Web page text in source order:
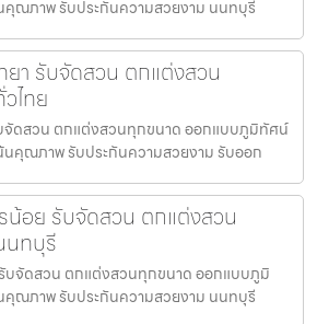
คุณภาพ รับประกันความสวยงาม นนทบุรี
า รับจัดสวน ตกแต่งสวน
ไทย
จัดสวน ตกแต่งสวนทุกขนาด ออกแบบภูมิทัศน์
นคุณภาพ รับประกันความสวยงาม รับออก
น้อย รับจัดสวน ตกแต่งสวน
ทบุรี
บจัดสวน ตกแต่งสวนทุกขนาด ออกแบบภูมิ
คุณภาพ รับประกันความสวยงาม นนทบุรี